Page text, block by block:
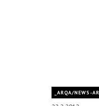
_ARQA/NEWS-